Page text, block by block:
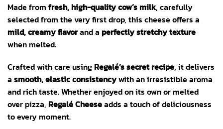
Made from fresh, high-quality cow’s milk, carefully
selected from the very first drop, this cheese offers a
mild, creamy flavorand a perfectly stretchy texture
when melted.
Crafted with care usingRegalé’s secret recipe, it delivers
a smooth, elastic consistencywith an irresistible aroma
and rich taste. Whether enjoyed on its own or melted
over pizza, Regalé Cheeseadds a touch of deliciousness
to every moment.